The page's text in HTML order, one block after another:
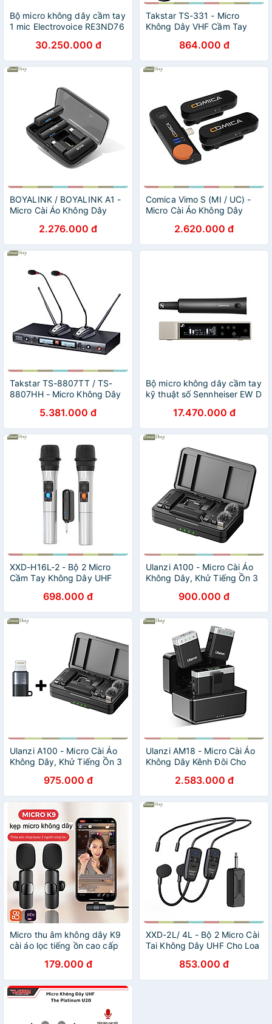
Bộ micro không dây cầm tay
1 mic Electrovoice RE3ND76
Hàng chính hãng
30.250.000 đ
Takstar TS-331 - Micro
Không Dây VHF Cầm Tay
Karaoke Gia Đình- hàng
chính hãng
864.000 đ
BOYALINK / BOYALINK A1 -
Micro Cài Áo Không Dây
Máy Ảnh, Phạm Vi Thu 100m
- Hàng chính hãng
2.276.000 đ
Comica Vimo S (MI / UC) -
Micro Cài Áo Không Dây
Ồn Cho Smartphone - Hàng
chính hãng
2.620.000 đ
Takstar TS-8807TT / TS-
8807HH - Micro Không Dây
Giảng Dạy, Phát Thanh-
Hàng chính hãng
5.381.000 đ
Bộ micro không dây cầm tay
kỹ thuật số Sennheiser EW D
gồm đầu micro - Hàng chính
hãng
17.470.000 đ
XXD-H16L-2 - Bộ 2 Micro
Cầm Tay Không Dây UHF
Karaoke, Phạm Vi 50m -
Hàng chính hãng
698.000 đ
Ulanzi A100 - Micro Cài Áo
Không Dây, Khử Tiếng Ồn 3
Ảnh Trong Phạm Vi 20m -
Hàng chính hãng
900.000 đ
Ulanzi A100 - Micro Cài Áo
Không Dây, Khử Tiếng Ồn 3
Ảnh Trong Phạm Vi 20m -
Hàng chính hãng
975.000 đ
Ulanzi AM18 - Micro Cài Áo
Không Dây Kênh Đôi Cho
Nhớ Trong 8GB, Thời Lượng
Pin 20 Giờ - Hàng chính
hãng
2.583.000 đ
Micro thu âm không dây K9
cài áo lọc tiếng ồn cao cấp
video, ghi âm cho điện thoại
- Hàng chính hãng
179.000 đ
XXD-2L/ 4L - Bộ 2 Micro Cài
Tai Không Dây UHF Cho Loa
Thu Phát, Sử Dụng 6 Giờ,
Phạm Vi 50m- Hàng chính
853.000 đ